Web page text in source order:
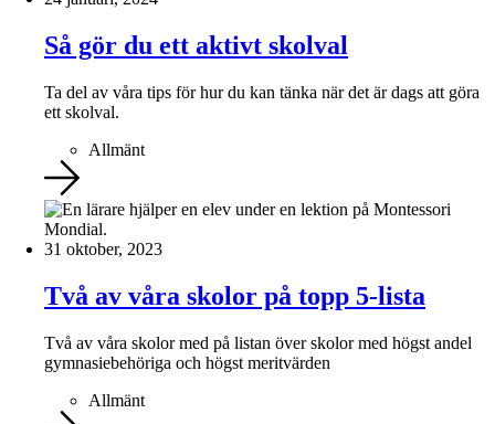
Så gör du ett aktivt skolval
Ta del av våra tips för hur du kan tänka när det är dags att göra
ett skolval.
Allmänt
31 oktober, 2023
Två av våra skolor på topp 5-lista
Två av våra skolor med på listan över skolor med högst andel
gymnasiebehöriga och högst meritvärden
Allmänt